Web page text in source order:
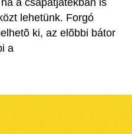
a csapatjátékban is
lehetünk. Forgó
ki, az elõbbi bátor
a